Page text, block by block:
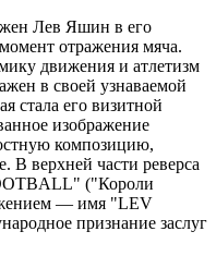
Лев Яшин в его
отражения мяча.
движения и атлетизм
в своей узнаваемой
стала его визитной
изображение
композицию,
В верхней части реверса
("Короли
— имя "LEV
признание заслуг